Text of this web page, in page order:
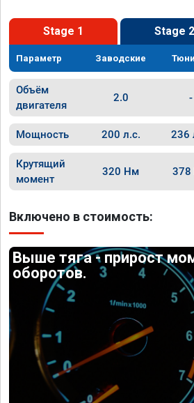
Stage 1 Stage 2
Параметр Заводские
Объём
двигателя
2.0 -
Мощность 200 л.с. 236
Крутящий
момент
320 Нм
Включено в стоимость:
Выше тяга - прирост
оборотов.